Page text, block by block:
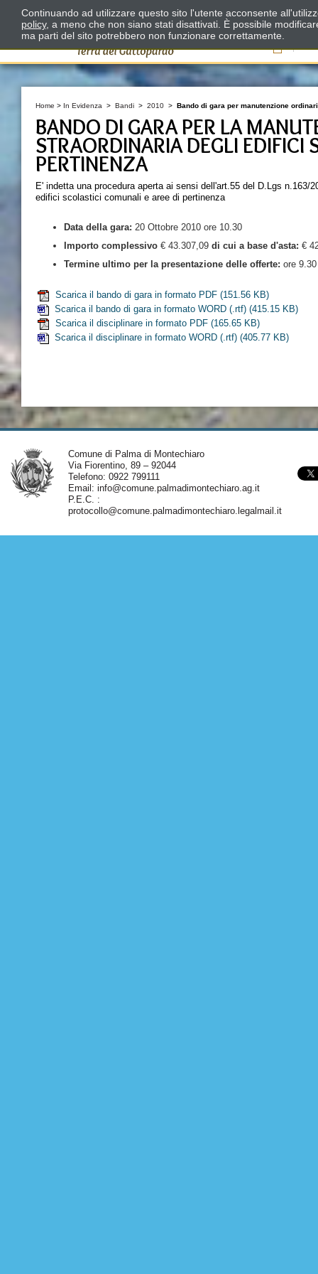
Il
Home > In Evidenza > Bandi > 2010 > Bando di gara per manutenzione
BANDO DI GARA PER LA
STRAORDINARIA DEGLI EDIFICI
PERTINENZA
E' indetta una procedura aperta ai sensi dell'art.55 del D.Lgs
edifici scolastici comunali e aree di pertinenza
Data della gara: 20 Ottobre 2010 ore 10.30
Importo complessivo € 43.307,09 di cui a base d'asta: €
Termine ultimo per la presentazione delle offerte: ore
Scarica il bando di gara in formato PDF (151.56 KB)
Scarica il bando di gara in formato WORD (.rtf) (415.15 KB)
Scarica il disciplinare in formato PDF (165.65 KB)
Scarica il disciplinare in formato WORD (.rtf) (405.77 KB)
Comune di Palma di Montechiaro
Via Fiorentino, 89 – 92044
Telefono: 0922 799111
Email: info@comune.palmadimontechiaro.ag.it
P.E.C. :
protocollo@comune.palmadimontechiaro.legalmail.it
Continuando ad utilizzare questo sito l'utente acconsente
policy, a meno che non siano stati disattivati. È possibile
ma parti del sito potrebbero non funzionare correttamente.